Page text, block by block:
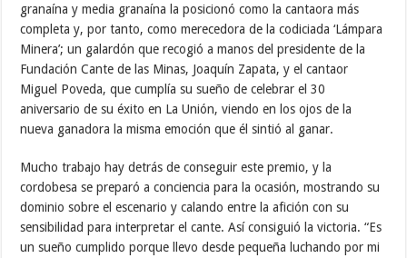
granaína y media granaína la posicionó como la cantaora más
completa y, por tanto, como merecedora de la codiciada ‘Lámpara
Minera’; un galardón que recogió a manos del presidente de la
Fundación Cante de las Minas, Joaquín Zapata, y el cantaor
Miguel Poveda, que cumplía su sueño de celebrar el 30
aniversario de su éxito en La Unión, viendo en los ojos de la
nueva ganadora la misma emoción que él sintió al ganar.
Mucho trabajo hay detrás de conseguir este premio, y la
cordobesa se preparó a conciencia para la ocasión, mostrando su
dominio sobre el escenario y calando entre la afición con su
sensibilidad para interpretar el cante. Así consiguió la victoria. “Es
un sueño cumplido porque llevo desde pequeña luchando por mi